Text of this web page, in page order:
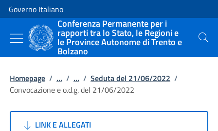
Vai al contenuto
Vai alla navigazione del sito
Governo Italiano
Conferenza Permanente per i
rapporti tra lo Stato, le Regioni e
le Province Autonome di Trento e
Bolzano
Cerca
Homepage / ... / ... / Seduta del 21/06/2022 /
Convocazione e o.d.g. del 21/06/2022
LINK E ALLEGATI